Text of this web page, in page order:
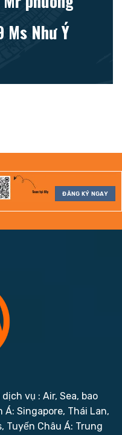
Ms Như Ý
ĐĂNG KÝ NGAY
vụ : Air, Sea, bao
Á: Singapore, Thái Lan,
Tuyến Châu Á: Trung